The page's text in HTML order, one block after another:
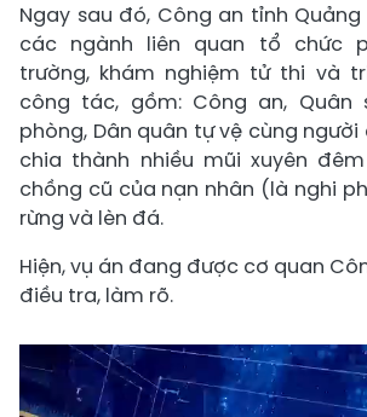
Ngay sau đó, Công an tỉnh
các ngành liên quan tổ chức
trường, khám nghiệm tử thi và
công tác, gồm: Công an, Quân
phòng, Dân quân tự vệ cùng
chia thành nhiều mũi xuyên
chồng cũ của nạn nhân (là nghi
rừng và lèn đá.
Hiện, vụ án đang được cơ quan
điều tra, làm rõ.